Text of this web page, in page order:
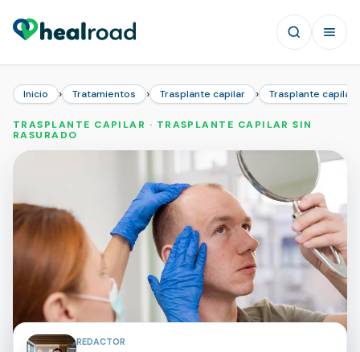
Inicio › Tratamientos › Trasplante capilar › Trasplante capilar
TRASPLANTE CAPILAR · TRASPLANTE CAPILAR SIN
RASURADO
Colaboradores de la página
REDACTOR